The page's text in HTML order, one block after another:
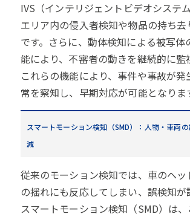
IVS（インテリジェントビデオシステ
エリア内の侵入者検知や物品の持ち
です。さらに、動体検知による被写体
能により、不審者の動きを継続的に監
これらの機能により、事件や事故が発
常を察知し、早期対応が可能となりま
スマートモーション検知（SMD）：人物・車両
減
従来のモーション検知では、車のヘッ
の揺れにも反応してしまい、誤検知が
スマートモーション検知（SMD）は